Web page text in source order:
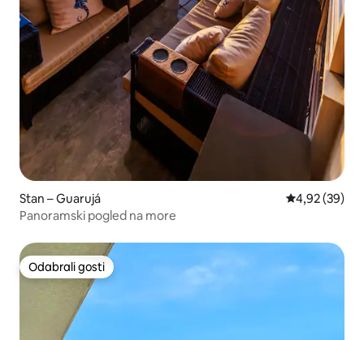
Stan – Guarujá Prosječna
4,92 (39)
Panoramski pogled na more
Odabrali gosti
Odabrali gosti